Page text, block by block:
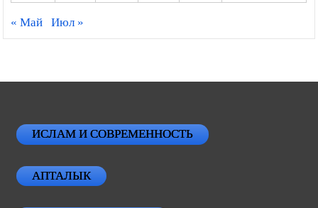
« Май Июл »
ИСЛАМ И СОВРЕМЕННОСТЬ
АПТАЛЫК